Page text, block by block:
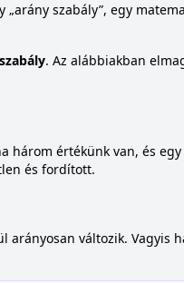
„arány szabály”, egy
. Az alábbiakban
három értékünk van, és
és fordított.
változik. Vagyis